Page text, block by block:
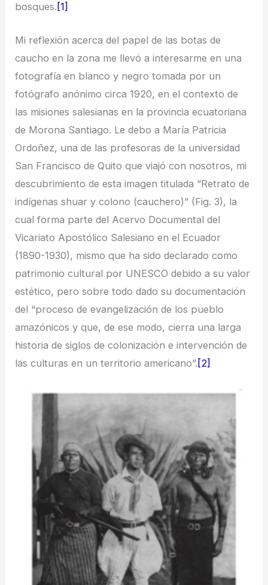
bosques. [1]
Mi reflexión acerca del papel de las botas de
caucho en la zona me llevó a interesarme en una
fotografía en blanco y negro tomada por un
fotógrafo anónimo circa 1920, en el contexto de
las misiones salesianas en la provincia ecuatoriana
de Morona Santiago. Le debo a María Patricia
Ordoñez, una de las profesoras de la universidad
San Francisco de Quito que viajó con nosotros, mi
descubrimiento de esta imagen titulada “Retrato de
indígenas shuar y colono (cauchero)” (Fig. 3), la
cual forma parte del Acervo Documental del
Vicariato Apostólico Salesiano en el Ecuador
(1890-1930), mismo que ha sido declarado como
patrimonio cultural por UNESCO debido a su valor
estético, pero sobre todo dado su documentación
del “proceso de evangelización de los pueblo
amazónicos y que, de ese modo, cierra una larga
historia de siglos de colonización e intervención de
las culturas en un territorio americano”. [2]